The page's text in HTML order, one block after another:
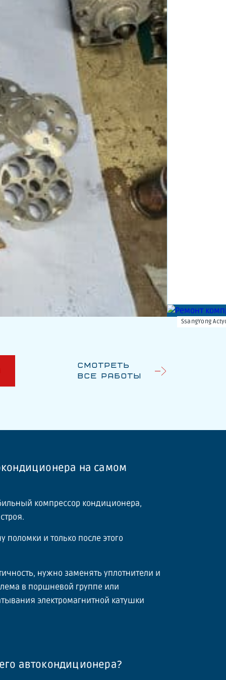
SsangYong
Смотреть
все работы
на самом
компрессор кондиционера,
и только после этого
нужно заменять уплотнители и
в поршневой группе или
электромагнитной катушки
автокондиционера?